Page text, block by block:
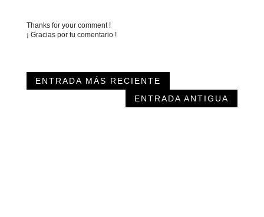
Thanks for your comment !
¡ Gracias por tu comentario !
ENTRADA MÁS RECIENTE
ENTRADA ANTIGUA